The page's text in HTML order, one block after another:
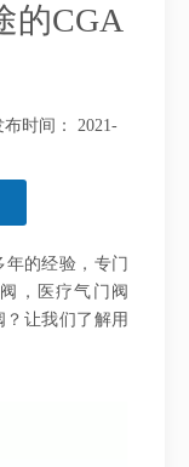
的CGA
时间： 2021-
年的经验，专门
，医疗气门阀
让我们了解用